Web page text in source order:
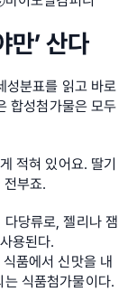
만’ 산다
성분표를 읽고 바로
합성첨가물은 모두
적혀 있어요. 딸기
부죠.
당류로, 젤리나 잼
용된다.
품에서 신맛을 내
식품첨가물이다.